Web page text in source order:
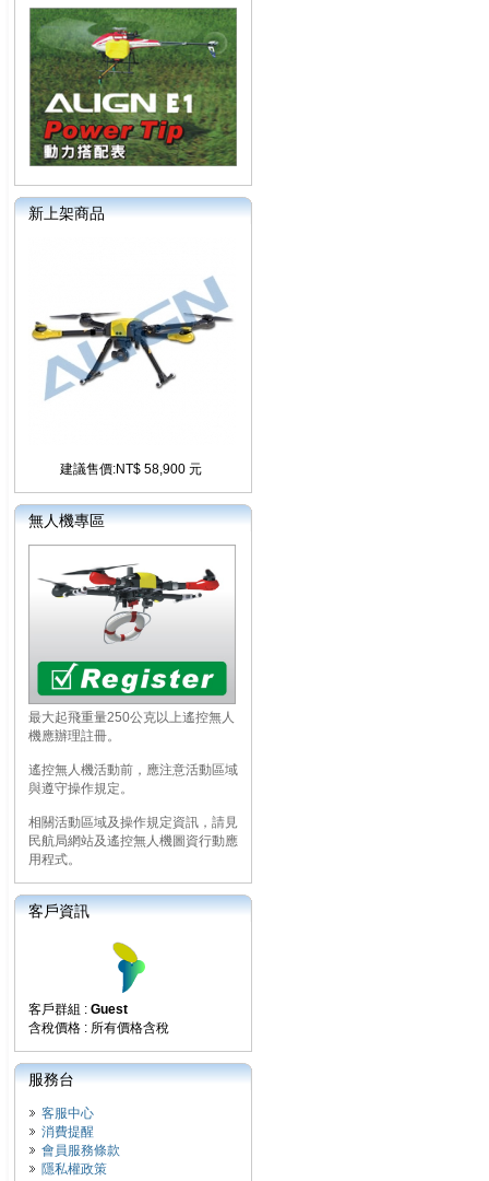
新上架商品
建議售價:NT$ 58,900 元
無人機專區
最大起飛重量250公克以上遙控無人
機應辦理註冊。
遙控無人機活動前，應注意活動區域
與遵守操作規定。
相關活動區域及操作規定資訊，請見
民航局網站及遙控無人機圖資行動應
用程式。
客戶資訊
客戶群組 : Guest
含稅價格 : 所有價格含稅
服務台
客服中心
消費提醒
會員服務條款
隱私權政策